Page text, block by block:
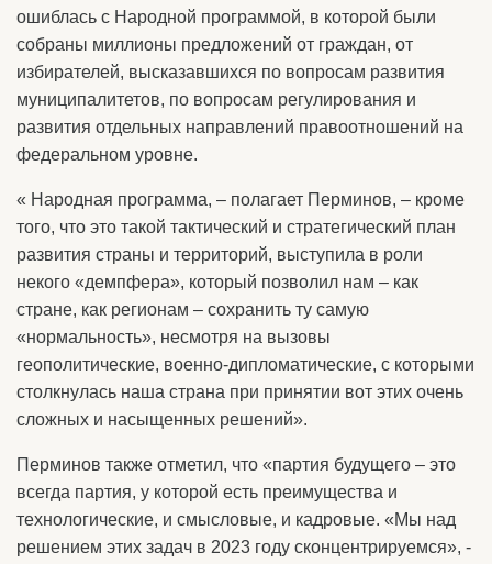
ошиблась с Народной программой, в которой были
собраны миллионы предложений от граждан, от
избирателей, высказавшихся по вопросам развития
муниципалитетов, по вопросам регулирования и
развития отдельных направлений правоотношений на
федеральном уровне.
« Народная программа, – полагает Перминов, – кроме
того, что это такой тактический и стратегический план
развития страны и территорий, выступила в роли
некого «демпфера», который позволил нам – как
стране, как регионам – сохранить ту самую
«нормальность», несмотря на вызовы
геополитические, военно-дипломатические, с которыми
столкнулась наша страна при принятии вот этих очень
сложных и насыщенных решений».
Перминов также отметил, что «партия будущего – это
всегда партия, у которой есть преимущества и
технологические, и смысловые, и кадровые. «Мы над
решением этих задач в 2023 году сконцентрируемся», -